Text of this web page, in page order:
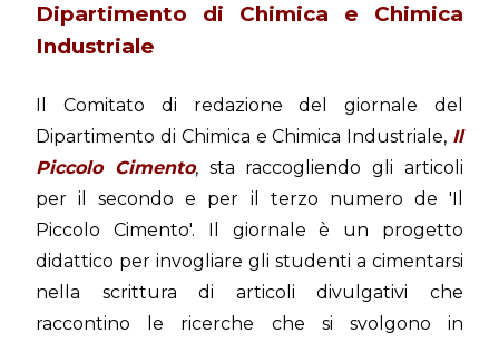
Dipartimento di Chimica e Chimica
Industriale
Il Comitato di redazione del giornale del
Dipartimento di Chimica e Chimica Industriale, Il
Piccolo Cimento, sta raccogliendo gli articoli
per il secondo e per il terzo numero de 'Il
Piccolo Cimento'. Il giornale è un progetto
didattico per invogliare gli studenti a cimentarsi
nella scrittura di articoli divulgativi che
raccontino le ricerche che si svolgono in